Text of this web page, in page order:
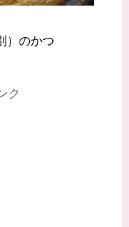
）のかつ
ク